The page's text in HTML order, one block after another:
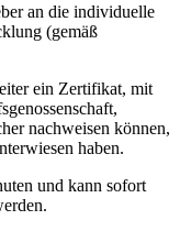
an die individuelle
(gemäß
ein Zertifikat, mit
nachweisen können,
haben.
und kann sofort